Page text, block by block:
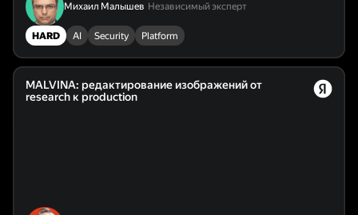
Михаил Малышев Независимый эксперт
HARD AI Security Platform
MALVINA: редактирование изображений от
research к production